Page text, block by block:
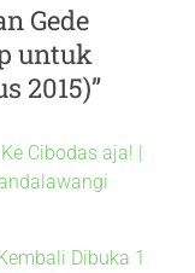
Gede
untuk
2015)”
Cibodas aja! |
Dibuka 1